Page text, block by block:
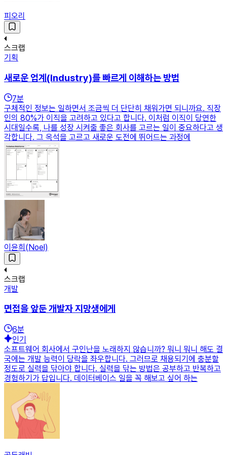
피오리
스크랩
기획
새로운 업계(Industry)를 빠르게 이해하는 방법
7분
구체적인 정보는 일하면서 조금씩 더 단단히 채워가면 되니까요. 직장
인의 80%가 이직을 고려하고 있다고 합니다. 이처럼 이직이 당연한
시대일수록, 나를 성장 시켜줄 좋은 회사를 고르는 일이 중요하다고 생
각합니다. 그 옥석을 고르고 새로운 도전에 뛰어드는 과정에
이윤희(Noel)
스크랩
개발
면접을 앞둔 개발자 지망생에게
6분
인기
소프트웨어 회사에서 구인난을 노래하지 않습니까? 뭐니 뭐니 해도 결
국에는 개발 능력이 당락을 좌우합니다. 그러므로 채용되기에 충분할
정도로 실력을 닦아야 합니다. 실력을 닦는 방법은 공부하고 반복하고
경험하기가 답입니다. 데이터베이스 일을 꼭 해보고 싶어 하는